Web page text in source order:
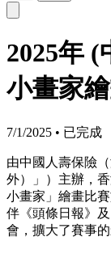
2025年
小畫家
7/1/2025 • 已完成
由中國人壽保險
外）」）主辦，
小畫家」繪畫比
伴《頭條日報》
會，擴大了賽事的